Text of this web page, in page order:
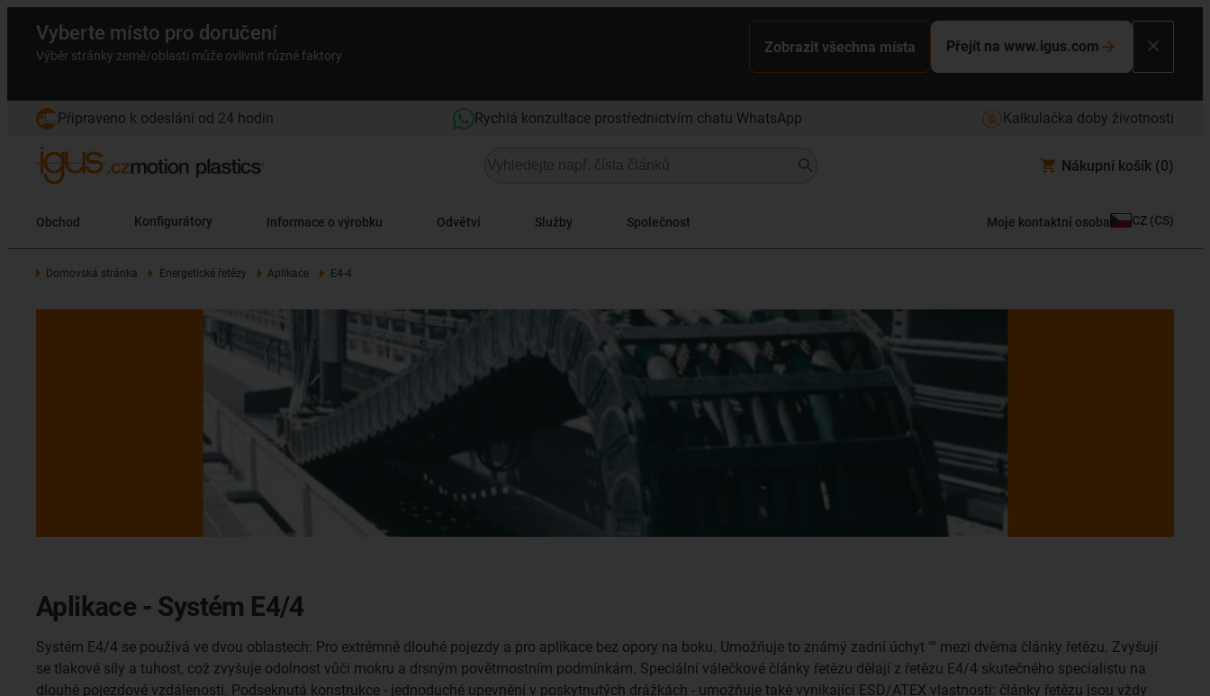
Vyberte místo pro doručení
Výběr stránky země/oblasti může ovlivnit různé faktory
Zobrazit všechna místa Přejít na www.igus.com
Připraveno k odeslání od 24 hodin Rychlá konzultace prostřednictvím chatu WhatsApp Kalkulačka doby životnosti
Nákupní košík (0)
Obchod Konfigurátory Informace o výrobku Odvětví Služby Společnost Moje kontaktní osoba CZ (CS)
Domovská stránka Energetické řetězy Aplikace E4-4
Aplikace - Systém E4/4
Systém E4/4 se používá ve dvou oblastech: Pro extrémně dlouhé pojezdy a pro aplikace bez opory na boku. Umožňuje to známý zadní úchyt "" mezi dvěma články řetězu. Zvyšují
se tlakové síly a tuhost, což zvyšuje odolnost vůči mokru a drsným povětrnostním podmínkám. Speciální válečkové články řetězu dělají z řetězu E4/4 skutečného specialistu na
dlouhé pojezdové vzdálenosti. Podseknutá konstrukce - jednoduché upevnění v poskytnutých drážkách - umožňuje také vynikající ESD/ATEX vlastnosti: články řetězu jsou vždy